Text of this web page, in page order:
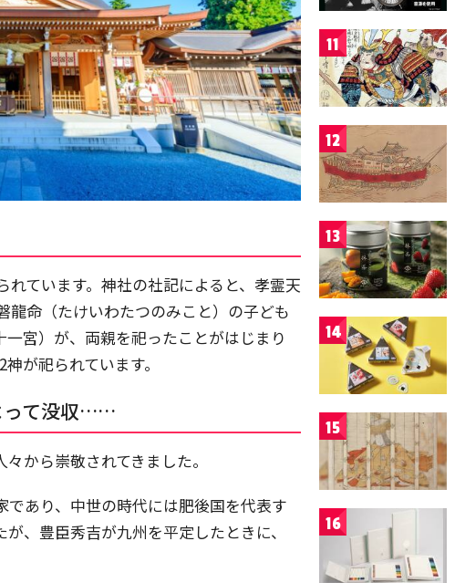
ています。神社の社記によると、孝霊天
龍命（たけいわたつのみこと）の子ども
宮）が、両親を祀ったことがはじまり
が祀られています。
って没収……
から崇敬されてきました。
あり、中世の時代には肥後国を代表す
、豊臣秀吉が九州を平定したときに、
11
12
13
14
15
16